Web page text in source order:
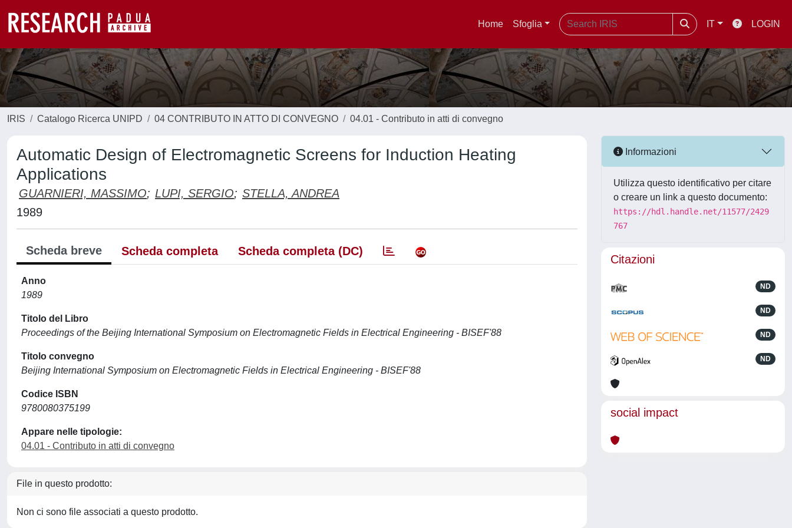
Home Sfoglia IT LOGIN
IRIS Catalogo Ricerca UNIPD 04 CONTRIBUTO IN ATTO DI CONVEGNO 04.01 - Contributo in atti di convegno
Automatic Design of Electromagnetic Screens for Induction Heating
Applications
GUARNIERI, MASSIMO; LUPI, SERGIO; STELLA, ANDREA
1989
Scheda breve Scheda completa Scheda completa (DC)
Anno
1989
Titolo del Libro
Proceedings of the Beijing International Symposium on Electromagnetic Fields in Electrical Engineering - BISEF'88
Titolo convegno
Beijing International Symposium on Electromagnetic Fields in Electrical Engineering - BISEF'88
Codice ISBN
9780080375199
Appare nelle tipologie:
04.01 - Contributo in atti di convegno
File in questo prodotto:
Non ci sono file associati a questo prodotto.
Informazioni
Utilizza questo identificativo per citare
o creare un link a questo documento:
https://hdl.handle.net/11577/2429
767
Citazioni
ND
ND
ND
ND
social impact